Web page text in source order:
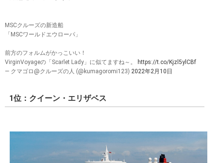
MSCクルーズの新造船
「MSCワールドエウローパ」
前方のフォルムがかっこいい！
VirginVoyageの「Scarlet Lady」に似てますね～。
https://t.co/Kjzl5ylCBf
— クマゴロ@クルーズの人 (@kumagoromi123) 2022年2月10日
1位：クイーン・エリザベス